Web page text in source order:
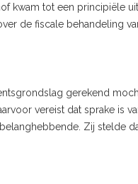
kwam tot een principiële
de fiscale behandeling
gerekend
vereist dat sprake is
Zij stelde